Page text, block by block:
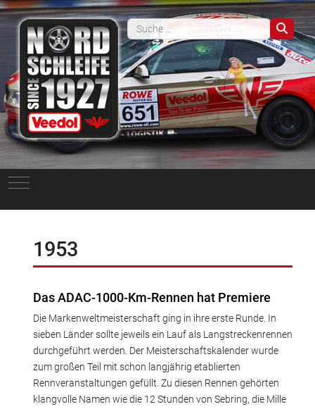
Mobile Menu Toggle
1953
Das ADAC-1000-Km-Rennen hat Premiere
Die Markenweltmeisterschaft ging in ihre erste Runde. In
sieben Länder sollte jeweils ein Lauf als Langstreckenrennen
durchgeführt werden. Der Meisterschaftskalender wurde
zum großen Teil mit schon langjährig etablierten
Rennveranstaltungen gefüllt. Zu diesen Rennen gehörten
klangvolle Namen wie die 12 Stunden von Sebring, die Mille